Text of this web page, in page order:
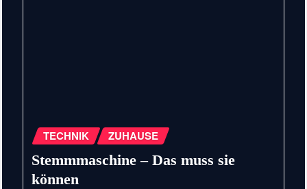
TECHNIK ZUHAUSE
Stemmmaschine – Das muss sie
können